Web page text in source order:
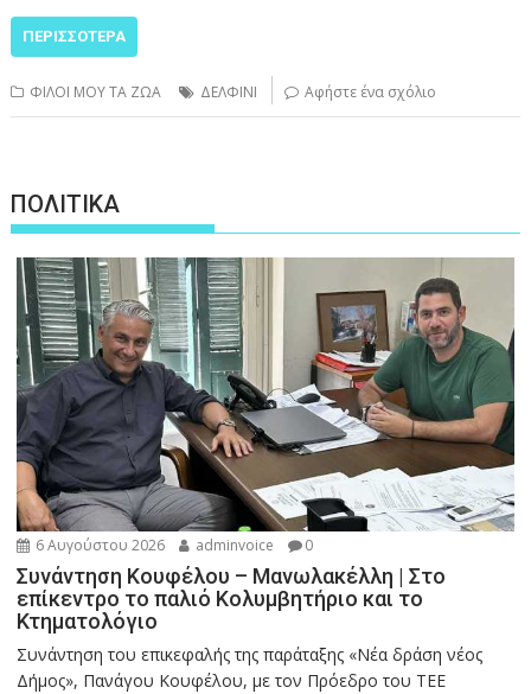
ΠΕΡΙΣΣΌΤΕΡΑ
ΦΙΛΟΙ ΜΟΥ ΤΑ ΖΩΑ ΔΕΛΦΙΝΙ Αφήστε ένα σχόλιο
ΠΟΛΙΤΙΚΑ
6 Αυγούστου 2026 adminvoice 0
Συνάντηση Κουφέλου – Μανωλακέλλη | Στο
επίκεντρο το παλιό Κολυμβητήριο και το
Κτηματολόγιο
Συνάντηση του επικεφαλής της παράταξης «Νέα δράση νέος
Δήμος», Πανάγου Κουφέλου, με τον Πρόεδρο του ΤΕΕ